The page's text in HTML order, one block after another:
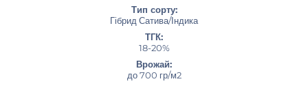
Тип сорту:
Гібрид Сатива/Індика
ТГК:
18-20%
Врожай:
до 700 гр/м2